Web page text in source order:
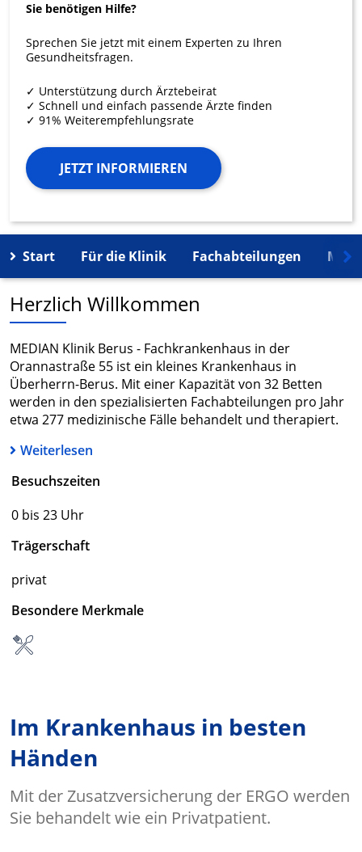
Sie benötigen Hilfe?
Sprechen Sie jetzt mit einem Experten zu Ihren
Gesundheitsfragen.
✓ Unterstützung durch Ärztebeirat
✓ Schnell und einfach passende Ärzte finden
✓ 91% Weiterempfehlungsrate
JETZT INFORMIEREN
Start Für die Klinik Fachabteilungen
Herzlich Willkommen
MEDIAN Klinik Berus - Fachkrankenhaus in der
Orannastraße 55 ist ein kleines Krankenhaus in
Überherrn-Berus. Mit einer Kapazität von 32 Betten
werden in den spezialisierten Fachabteilungen pro Jahr
etwa 277 medizinische Fälle behandelt und therapiert.
Weiterlesen
Besuchszeiten
0 bis 23 Uhr
Trägerschaft
privat
Besondere Merkmale
Im Krankenhaus in besten
Händen
Mit der Zusatzversicherung der ERGO werden
Sie behandelt wie ein Privatpatient.